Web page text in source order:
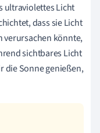
ultraviolettes Licht
dass sie Licht
verursachen könnte,
sichtbares Licht
die Sonne genießen,